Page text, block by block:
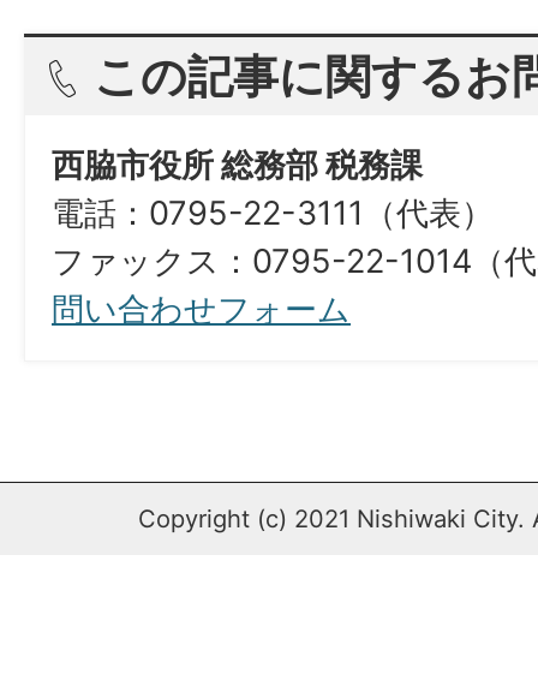
この記事に関するお
西脇市役所 総務部 税務課
電話：0795-22-3111（代表）
ファックス：0795-22-1014（
問い合わせフォーム
Copyright (c) 2021 Nishiwaki City.